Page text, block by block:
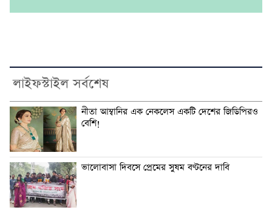
লাইফস্টাইল সর্বশেষ
নীতা আম্বানির এক নেকলেস একটি দেশের জিডিপিরও
বেশি!
ভালোবাসা দিবসে প্রেমের সুষম বণ্টনের দাবি